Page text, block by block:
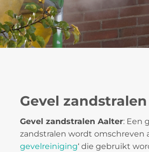
Gevel
Gevel zandstralen Aalter: Een
zandstralen wordt omschreven
gevelreiniging‘ die gebruikt